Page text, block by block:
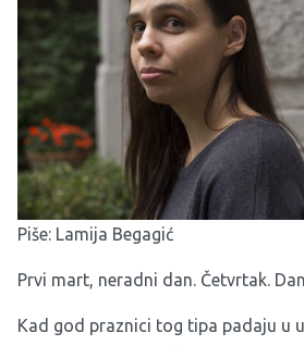
Piše: Lamija Begagić
Prvi mart, neradni dan. Četvrtak.
Kad god praznici tog tipa padaju u